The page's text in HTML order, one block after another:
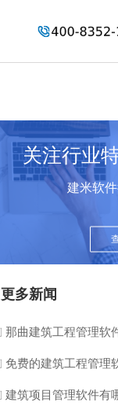
关注行业
建米软
更多新闻
那曲建筑工程管理软
免费的建筑工程管理
建筑项目管理软件有